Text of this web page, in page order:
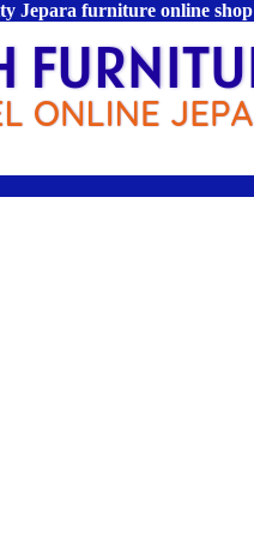
Jepara furniture online shop